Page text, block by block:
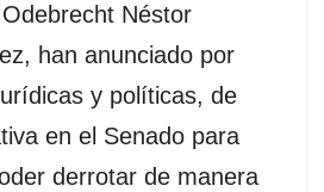
Néstor
han anunciado por
y políticas, de
en el Senado para
derrotar de manera